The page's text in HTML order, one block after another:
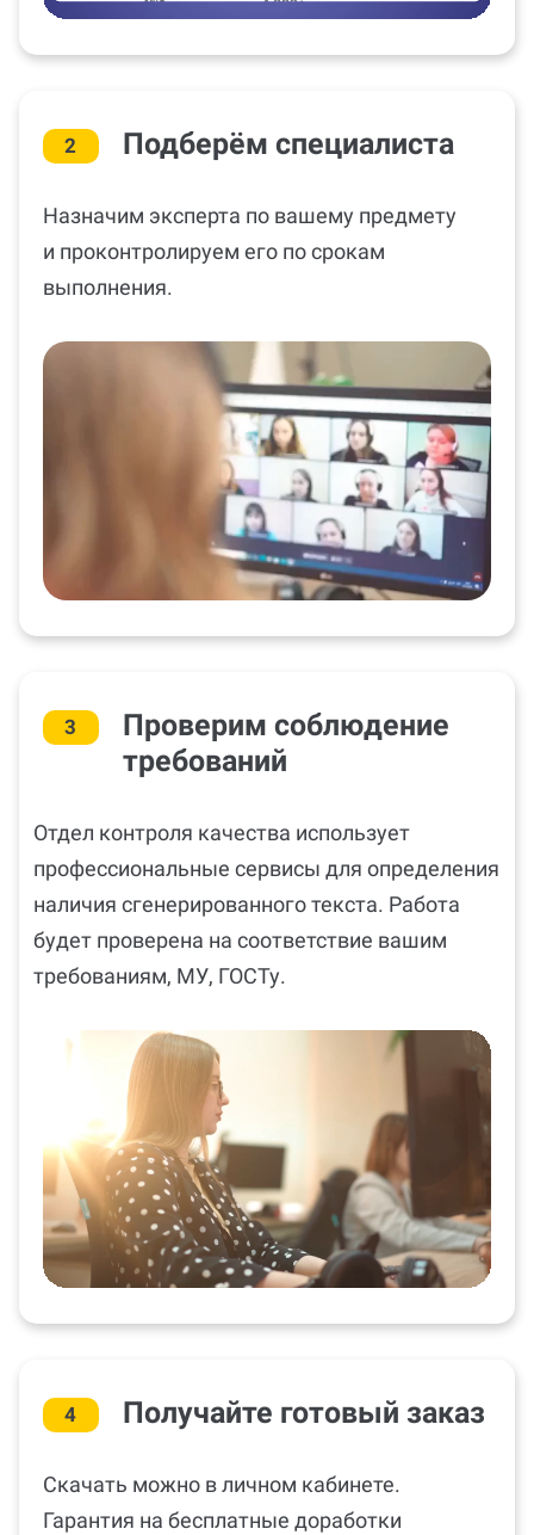
2 Подберём специалиста
Назначим эксперта по вашему предмету
и проконтролируем его по срокам
выполнения.
3
Проверим соблюдение
требований
Отдел контроля качества использует
профессиональные сервисы для определения
наличия сгенерированного текста. Работа
будет проверена на соответствие вашим
требованиям, МУ, ГОСТу.
4 Получайте готовый заказ
Скачать можно в личном кабинете.
Гарантия на бесплатные доработки